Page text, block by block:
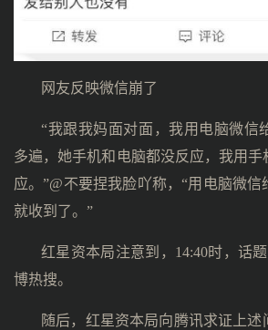
网友反映微信崩了
“我跟我妈面对面，我用电脑微信
多遍，她手机和电脑都没反应，我用手
应。”@不要捏我脸吖称，“用电脑微
就收到了。”
红星资本局注意到，14:40时，话
博热搜。
随后，红星资本局向腾讯求证上述